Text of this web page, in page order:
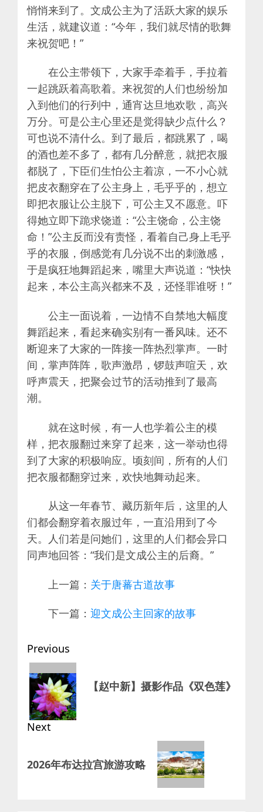
悄悄来到了。文成公主为了活跃大家的娱乐
生活，就建议道：“今年，我们就尽情的歌舞
来祝贺吧！”
在公主带领下，大家手牵着手，手拉着
一起跳跃着高歌着。来祝贺的人们也纷纷加
入到他们的行列中，通宵达旦地欢歌，高兴
万分。可是公主心里还是觉得缺少点什么？
可也说不清什么。到了最后，都跳累了，喝
的酒也差不多了，都有几分醉意，就把衣服
都脱了，下臣们生怕公主着凉，一不小心就
把皮衣翻穿在了公主身上，毛乎乎的，想立
即把衣服让公主脱下，可公主又不愿意。吓
得她立即下跪求饶道：“公主饶命，公主饶
命！”公主反而没有责怪，看着自己身上毛乎
乎的衣服，倒感觉有几分说不出的刺激感，
于是疯狂地舞蹈起来，嘴里大声说道：“快快
起来，本公主高兴都来不及，还怪罪谁呀！”
公主一面说着，一边情不自禁地大幅度
舞蹈起来，看起来确实别有一番风味。还不
断迎来了大家的一阵接一阵热烈掌声。一时
间，掌声阵阵，歌声激昂，锣鼓声喧天，欢
呼声震天，把聚会过节的活动推到了最高
潮。
就在这时候，有一人也学着公主的模
样，把衣服翻过来穿了起来，这一举动也得
到了大家的积极响应。顷刻间，所有的人们
把衣服都翻穿过来，欢快地舞动起来。
从这一年春节、藏历新年后，这里的人
们都会翻穿着衣服过年，一直沿用到了今
天。人们若是问她们，这里的人们都会异口
同声地回答：“我们是文成公主的后裔。”
上一篇： 关于唐蕃古道故事
下一篇： 迎文成公主回家的故事
Post
navigation
Previous
Previous
post:
【赵中新】摄影作品《双色莲》
Next
post:
2026年布达拉宫旅游攻略